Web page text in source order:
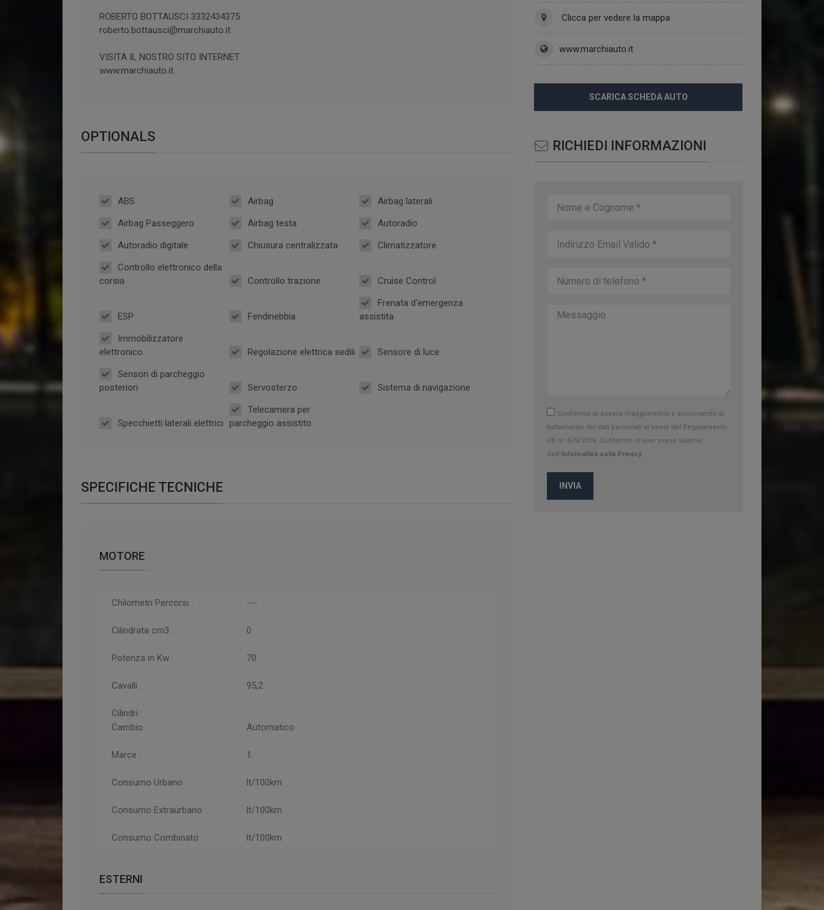
ROBERTO BOTTAUSCI 3332434375
roberto.bottausci@marchiauto.it
VISITA IL NOSTRO SITO INTERNET
www.marchiauto.it.
OPTIONALS
ABS Airbag
Airbag laterali
Airbag Passeggero
Airbag testa
Autoradio
Autoradio digitale
Chiusura centralizzata
Climatizzatore
Controllo elettronico della
corsia
Controllo trazione Cruise Control
ESP Fendinebbia
Frenata d'emergenza
assistita
Immobilizzatore
elettronico
Regolazione elettrica sedili
Sensore di luce
Sensori di parcheggio
posteriori
Servosterzo Sistema di navigazione
Specchietti laterali elettrici
Telecamera per
parcheggio assistito
SPECIFICHE TECNICHE
MOTORE
Chilometri Percorsi : ---
Cilindrata cm3 : 0
Potenza in Kw : 70
Cavalli : 95,2
Cilindri :
Cambio :
Automatico
Marce : 1
Consumo Urbano : lt/100km
Consumo Extraurbano : lt/100km
Consumo Combinato : lt/100km
ESTERNI
Clicca per vedere la mappa
www.marchiauto.it
SCARICA SCHEDA AUTO
RICHIEDI INFORMAZIONI
Confermo di essere maggiorenne e acconsento al
trattamento dei dati personali ai sensi del Regolamento
UE nr. 679/2016. Confermo di aver preso visione
dell’Informativa sulla Privacy.
INVIA